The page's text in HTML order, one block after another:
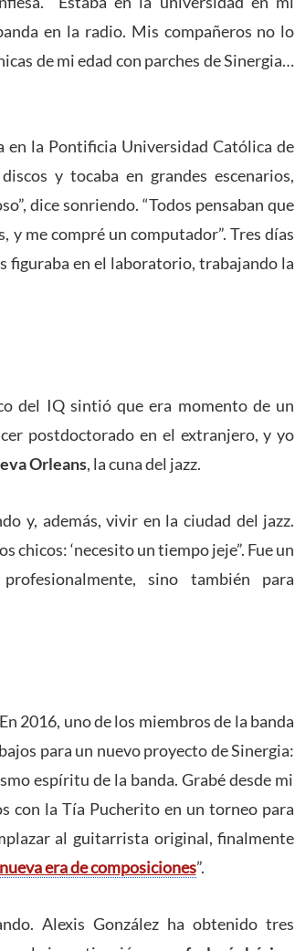
en la radio. Mis compañeros no lo
de mi edad con parches de Sinergia…
la Pontificia Universidad Católica de
y tocaba en grandes escenarios,
dice sonriendo. “Todos pensaban que
y me compré un computador”. Tres días
figuraba en el laboratorio, trabajando la
del IQ sintió que era momento de un
postdoctorado en el extranjero, y yo
Orleans, la cuna del jazz.
y, además, vivir en la ciudad del jazz.
chicos: ‘necesito un tiempo jeje”. Fue un
sino también para
2016, uno de los miembros de la banda
para un nuevo proyecto de Sinergia:
espíritu de la banda. Grabé desde mi
con la Tía Pucherito en un torneo para
al guitarrista original, finalmente
era de composiciones”.
Alexis González ha obtenido tres